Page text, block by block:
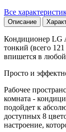
Все
Описание
Кондиционер LG
тонкий (всего
впишется в любой
Просто и
Рабочее
комната -
подойдет к
доступных 8
настроение,